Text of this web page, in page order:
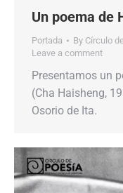
Un poema de
Portada By Círculo
Leave a comment
Presentamos un
(Cha Haisheng,
Osorio de Ita.